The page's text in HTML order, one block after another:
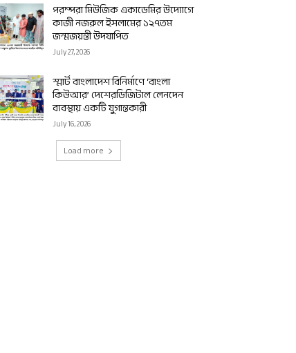
পরম্পরা মিউজিক একাডেমির উদ্যোগে
কাজী নজরুল ইসলামের ১২৭তম
জন্মজয়ন্তী উদযাপিত
July 27, 2026
স্মার্ট বাংলাদেশ বিনির্মাণে ‘বাংলা
কিউআর’ দেশেরডিজিটাল লেনদেন
ব্যবস্থায় একটি যুগান্তকারী
July 16, 2026
Load more